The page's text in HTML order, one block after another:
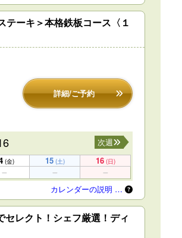
テーキ＞本格鉄板コース〈１
詳細/ご予約
次週
(金) 15 (土) 16 (日)
カレンダーの説明 …
セレクト！シェフ厳選！ディ